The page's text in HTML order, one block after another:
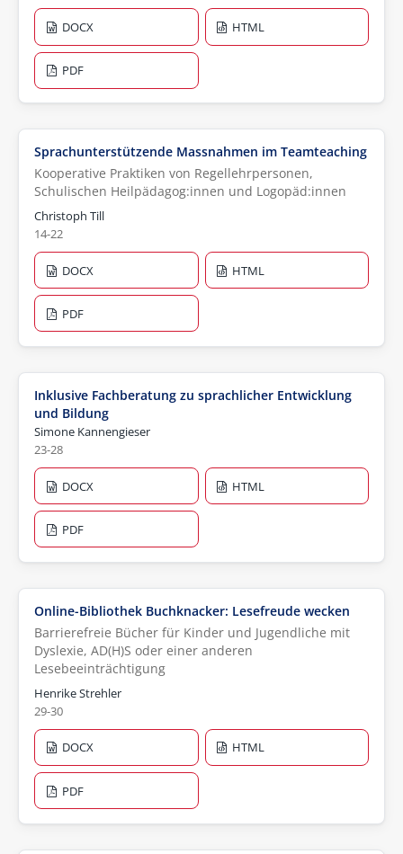
DOCX HTML
PDF
Sprachunterstützende Massnahmen im Teamteaching
Kooperative Praktiken von Regellehrpersonen,
Schulischen Heilpädagog:innen und Logopäd:innen
Christoph Till
14-22
DOCX HTML
PDF
Inklusive Fachberatung zu sprachlicher Entwicklung
und Bildung
Simone Kannengieser
23-28
DOCX HTML
PDF
Online-Bibliothek Buchknacker: Lesefreude wecken
Barrierefreie Bücher für Kinder und Jugendliche mit
Dyslexie, AD(H)S oder einer anderen
Lesebeeinträchtigung
Henrike Strehler
29-30
DOCX HTML
PDF